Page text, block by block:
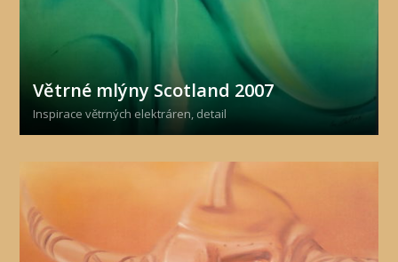
Větrné mlýny Scotland 2007
Inspirace větrných elektráren, detail